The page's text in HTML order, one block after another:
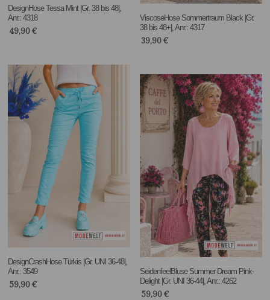
DesignHose Tessa Mint |Gr. 38 bis 48|,
Anr.: 4318
49,90€
ViscoseHose Sommertraum Black |Gr.
38 bis 48+|, Anr.: 4317
39,90€
DesignCrashHose Türkis |Gr. UNI 36-48|,
Anr.: 3549
59,90€
SeidenfeelBluse Summer Dream Pink-
Delight |Gr. UNI 36-44|, Anr.: 4262
59,90€